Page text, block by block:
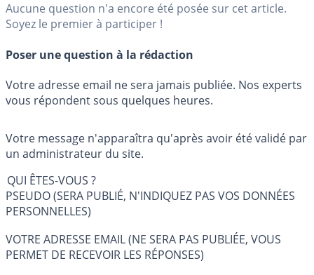
Aucune question n'a encore été posée sur cet article.
Soyez le premier à participer !
Poser une question à la rédaction
Votre adresse email ne sera jamais publiée. Nos experts
vous répondent sous quelques heures.
Votre message n'apparaîtra qu'après avoir été validé par
un administrateur du site.
QUI ÊTES-VOUS ?
PSEUDO (SERA PUBLIÉ, N'INDIQUEZ PAS VOS DONNÉES
PERSONNELLES)
VOTRE ADRESSE EMAIL (NE SERA PAS PUBLIÉE, VOUS
PERMET DE RECEVOIR LES RÉPONSES)